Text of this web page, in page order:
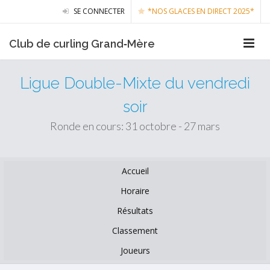
SE CONNECTER *NOS GLACES EN DIRECT 2025*
Club de curling Grand‑Mère
Ligue Double-Mixte du vendredi
soir
Ronde en cours: 31 octobre - 27 mars
Accueil
Horaire
Résultats
Classement
Joueurs